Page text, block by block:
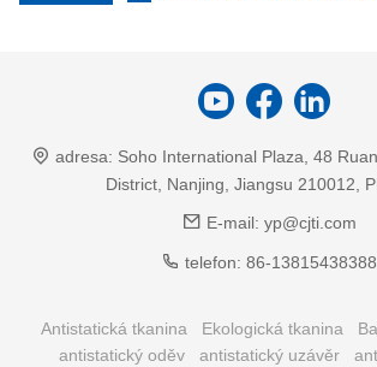
adresa: Soho International Plaza, 48
District, Nanjing, Jiangsu 210012,
E-mail: yp@cjti.com
telefon: 86-13815438388
Antistatická tkanina Ekologická tkanina
antistatický oděv
antistatický uzávěr